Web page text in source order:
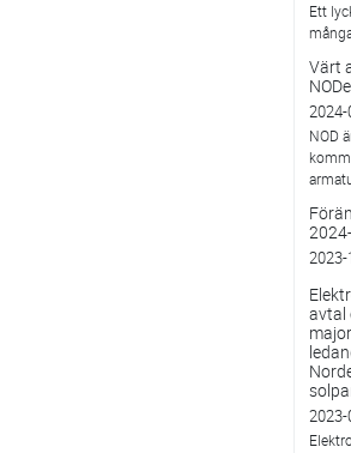
Ett
Värt
2024-
NOD
avtal